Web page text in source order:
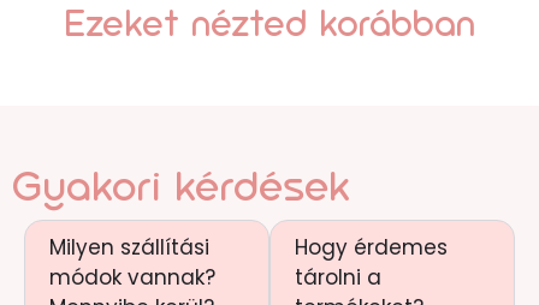
Ezeket nézted korábban
Gyakori kérdések
Milyen szállítási
módok vannak?
Hogy érdemes
tárolni a